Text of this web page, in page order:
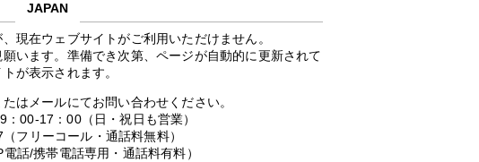
JAPAN
現在ウェブサイトがご利用いただけません。
います。準備でき次第、ページが自動的に更新されて
が表示されます。
はメールにてお問い合わせください。
：00-17：00（日・祝日も営業）
フリーコール・通話料無料）
話/携帯電話専用・通話料有料）